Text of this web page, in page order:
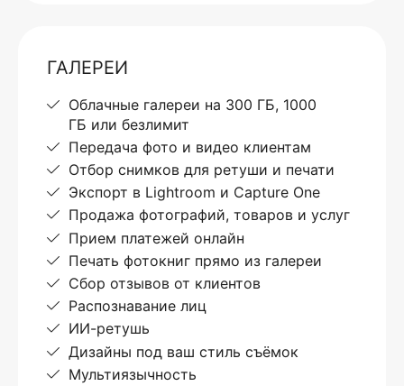
ГАЛЕРЕИ
Облачные галереи на 300 ГБ, 1000
ГБ или безлимит
Передача фото и видео клиентам
Отбор снимков для ретуши и печати
Экспорт в Lightroom и Capture One
Продажа фотографий, товаров и услуг
Прием платежей онлайн
Печать фотокниг прямо из галереи
Сбор отзывов от клиентов
Распознавание лиц
ИИ-ретушь
Дизайны под ваш стиль съёмок
Мультиязычность